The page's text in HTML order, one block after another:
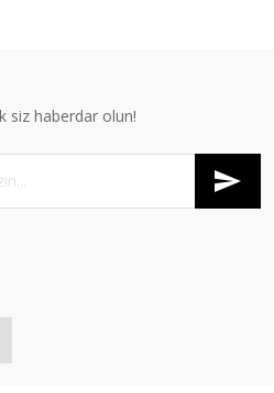
siz haberdar olun!